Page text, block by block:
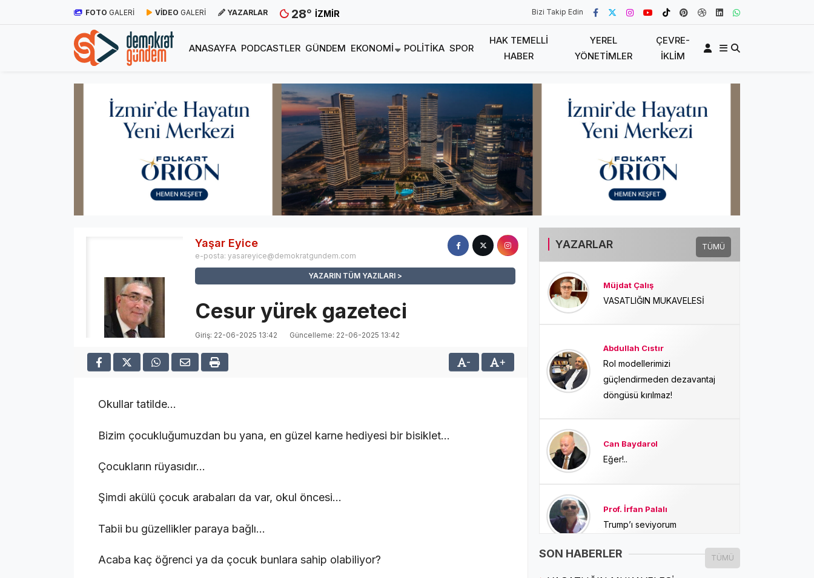
FOTO GALERİ VİDEO GALERİ YAZARLAR 28° İZMIR Bizi Takip Edin
ANASAYFA PODCASTLER GÜNDEM EKONOMI POLITIKA SPOR
HAK TEMELLI
HABER
YEREL
YÖNETIMLER
ÇEVRE-
İKLIM
Yaşar Eyice
e-posta: yasareyice@demokratgundem.com
YAZARIN TÜM YAZILARI
Cesur yürek gazeteci
Giriş: 22-06-2025 13:42 Güncelleme: 22-06-2025 13:42
- +
Okullar tatilde…
Bizim çocukluğumuzdan bu yana, en güzel karne hediyesi bir bisiklet…
Çocukların rüyasıdır…
Şimdi akülü çocuk arabaları da var, okul öncesi…
Tabii bu güzellikler paraya bağlı…
Acaba kaç öğrenci ya da çocuk bunlara sahip olabiliyor?
YAZARLAR TÜMÜ
Müjdat Çalış
VASATLIĞIN MUKAVELESİ
Abdullah Cıstır
Rol modellerimizi
güçlendirmeden dezavantaj
döngüsü kırılmaz!
Can Baydarol
Eğer!..
Prof. İrfan Palalı
Trump’ı seviyorum
SON HABERLER TÜMÜ